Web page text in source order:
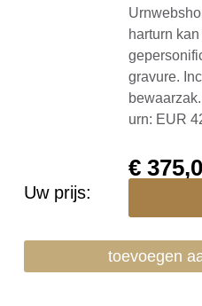
harturn
gravure.
urn: EUR
Uw prijs:
€
toevoegen